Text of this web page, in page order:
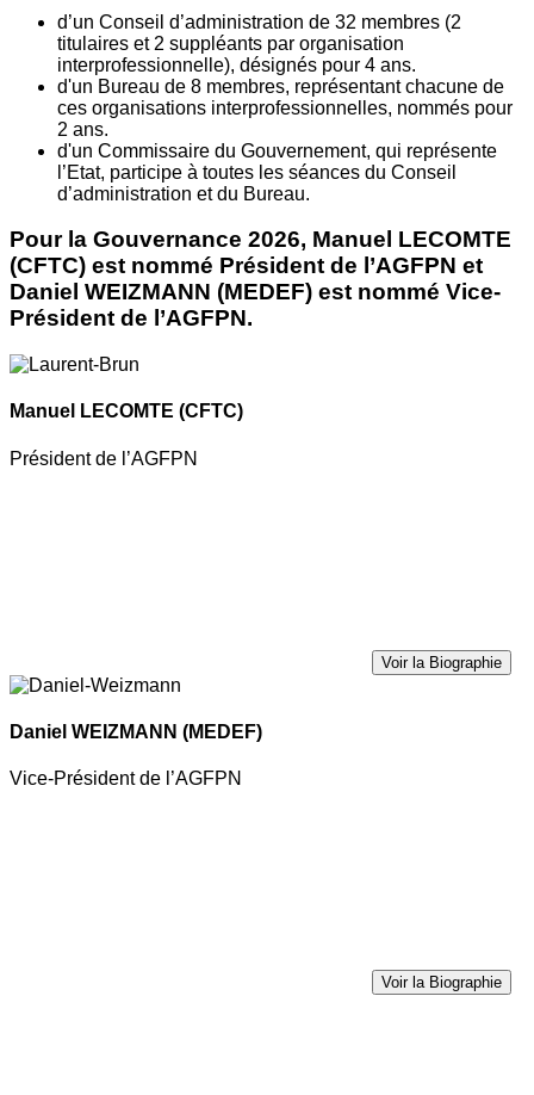
d’un Conseil d’administration de 32 membres (2
titulaires et 2 suppléants par organisation
interprofessionnelle), désignés pour 4 ans.
d'un Bureau de 8 membres, représentant chacune de
ces organisations interprofessionnelles, nommés pour
2 ans.
d'un Commissaire du Gouvernement, qui représente
l’Etat, participe à toutes les séances du Conseil
d’administration et du Bureau.
Pour la Gouvernance 2026, Manuel LECOMTE
(CFTC) est nommé Président de l’AGFPN et
Daniel WEIZMANN (MEDEF) est nommé Vice-
Président de l’AGFPN.
Manuel LECOMTE (CFTC)
Président de l’AGFPN
Voir la Biographie
Daniel WEIZMANN (MEDEF)
Vice-Président de l’AGFPN
Voir la Biographie